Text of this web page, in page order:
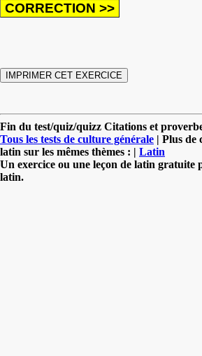
Fin du test/quiz/quizz Citations et
Tous les tests de culture générale | Plus de
latin sur les mêmes thèmes : | Latin
Un exercice ou une leçon de latin gratuite
latin.